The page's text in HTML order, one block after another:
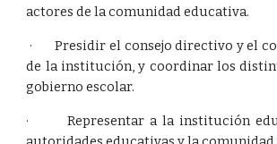
actores de la comunidad educativa.
· Presidir el consejo directivo y el
de la institución, y coordinar los
gobierno escolar.
· Representar a la institución